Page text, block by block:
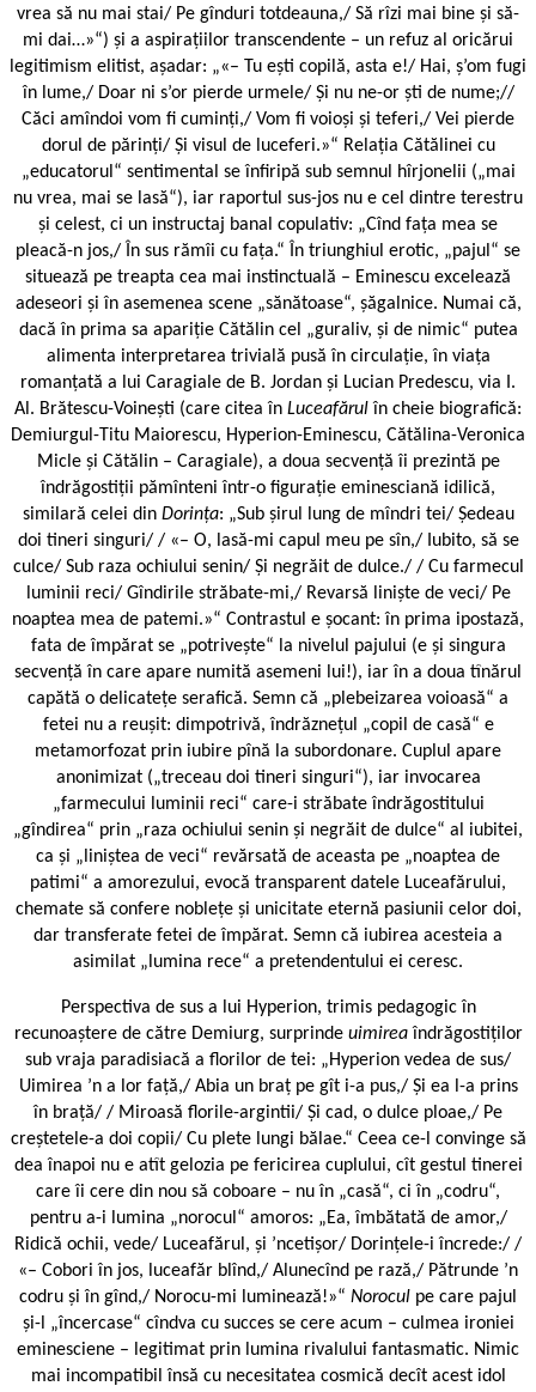
vrea să nu mai stai/ Pe gînduri totdeauna,/ Să rîzi mai bine și să-
mi dai…»“) și a aspirațiilor transcendente – un refuz al oricărui
legitimism elitist, așadar: „«– Tu ești copilă, asta e!/ Hai, ș’om fugi
în lume,/ Doar ni s’or pierde urmele/ Și nu ne-or ști de nume;//
Căci amîndoi vom fi cuminți,/ Vom fi voioși și teferi,/ Vei pierde
dorul de părinți/ Și visul de luceferi.»“ Relația Cătălinei cu
„educatorul“ sentimental se înfiripă sub semnul hîrjonelii („mai
nu vrea, mai se lasă“), iar raportul sus-jos nu e cel dintre terestru
și celest, ci un instructaj banal copulativ: „Cînd fața mea se
pleacă-n jos,/ În sus rămîi cu fața.“ În triunghiul erotic, „pajul“ se
situează pe treapta cea mai instinctuală – Eminescu excelează
adeseori și în asemenea scene „sănătoase“, șăgalnice. Numai că,
dacă în prima sa apariție Cătălin cel „guraliv, și de nimic“ putea
alimenta interpretarea trivială pusă în circulație, în viața
romanțată a lui Caragiale de B. Jordan și Lucian Predescu, via I.
Al. Brătescu-Voinești (care citea în Luceafărulîn cheie biografică:
Demiurgul-Titu Maiorescu, Hyperion-Eminescu, Cătălina-Veronica
Micle și Cătălin – Caragiale), a doua secvență îi prezintă pe
îndrăgostiții pămînteni într-o figurație eminesciană idilică,
similară celei din Dorința: „Sub șirul lung de mîndri tei/ Ședeau
doi tineri singuri/ / «– O, lasă-mi capul meu pe sîn,/ Iubito, să se
culce/ Sub raza ochiului senin/ Și negrăit de dulce./ / Cu farmecul
luminii reci/ Gîndirile străbate-mi,/ Revarsă liniște de veci/ Pe
noaptea mea de patemi.»“ Contrastul e șocant: în prima ipostază,
fata de împărat se „potrivește“ la nivelul pajului (e și singura
secvență în care apare numită asemeni lui!), iar în a doua tînărul
capătă o delicatețe serafică. Semn că „plebeizarea voioasă“ a
fetei nu a reușit: dimpotrivă, îndrăznețul „copil de casă“ e
metamorfozat prin iubire pînă la subordonare. Cuplul apare
anonimizat („treceau doi tineri singuri“), iar invocarea
„farmecului luminii reci“ care-i străbate îndrăgostitului
„gîndirea“ prin „raza ochiului senin și negrăit de dulce“ al iubitei,
ca și „liniștea de veci“ revărsată de aceasta pe „noaptea de
patimi“ a amorezului, evocă transparent datele Luceafărului,
chemate să confere noblețe și unicitate eternă pasiunii celor doi,
dar transferate fetei de împărat. Semn că iubirea acesteia a
asimilat „lumina rece“ a pretendentului ei ceresc.
Perspectiva de sus a lui Hyperion, trimis pedagogic în
recunoaștere de către Demiurg, surprinde uimireaîndrăgostiților
sub vraja paradisiacă a florilor de tei: „Hyperion vedea de sus/
Uimirea ’n a lor față,/ Abia un braț pe gît i-a pus,/ Și ea l-a prins
în brață/ / Miroasă florile-argintii/ Și cad, o dulce ploae,/ Pe
creștetele-a doi copii/ Cu plete lungi bălae.“ Ceea ce-l convinge să
dea înapoi nu e atît gelozia pe fericirea cuplului, cît gestul tinerei
care îi cere din nou să coboare – nu în „casă“, ci în „codru“,
pentru a-i lumina „norocul“ amoros: „Ea, îmbătată de amor,/
Ridică ochii, vede/ Luceafărul, și ’ncetișor/ Dorințele-i încrede:/ /
«– Cobori în jos, luceafăr blînd,/ Alunecînd pe rază,/ Pătrunde ’n
codru și în gînd,/ Norocu-mi luminează!»“ Norocul pe care pajul
și-l „încercase“ cîndva cu succes se cere acum – culmea ironiei
eminesciene – legitimat prin lumina rivalului fantasmatic. Nimic
mai incompatibil însă cu necesitatea cosmică decît acest idol